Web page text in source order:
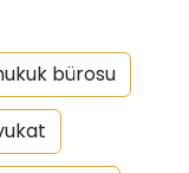
bürosu